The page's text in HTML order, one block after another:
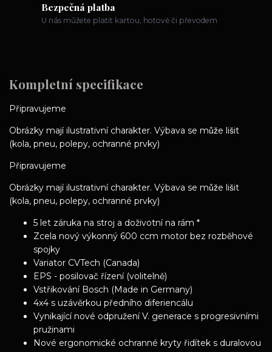
Bezpečná platba
U nás můžete platit kartou, hotově či převodem
Kompletní specifikace
Připravujeme
Obrázky mají ilustrativní charakter. Výbava se může lišit
(kola, pneu, polepy, ochranné prvky)
Připravujeme
Obrázky mají ilustrativní charakter. Výbava se může lišit
(kola, pneu, polepy, ochranné prvky)
5 let záruka na stroj a doživotní na rám *
Zcela nový výkonný 600 ccm motor bez rozběhové
spojky
Variator CVTech (Canada)
EPS - posilovač řízení (volitelně)
Vstřikování Bosch (Made in Germany)
4x4 s uzávěrkou předního diferiencálu
Vynikající nové odpružení V. generace s progresivními
pružinami
Nové ergonomické ochranné kryty řidítek s duralovou